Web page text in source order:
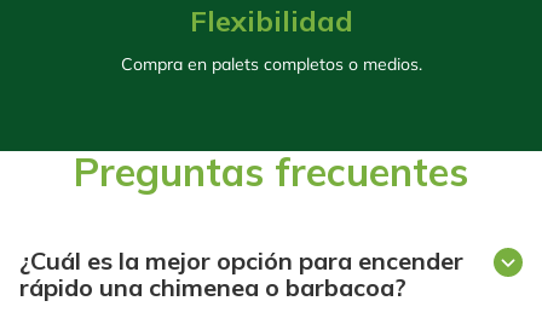
Flexibilidad
Compra en palets completos o medios.
Preguntas frecuentes
¿Cuál es la mejor opción para encender
rápido una chimenea o barbacoa?